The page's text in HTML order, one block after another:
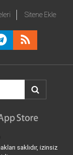
Sitene Ekle
saklıdır, izinsiz